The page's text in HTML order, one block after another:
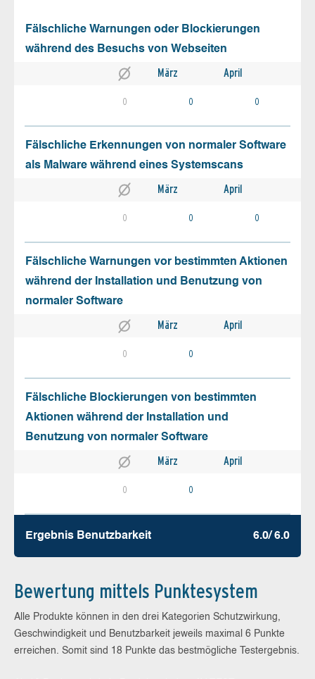
Fälschliche Warnungen oder Blockierungen
während des Besuchs von Webseiten
März April
0 0 0
Fälschliche Erkennungen von normaler Software
als Malware während eines Systemscans
März April
0 0 0
Fälschliche Warnungen vor bestimmten Aktionen
während der Installation und Benutzung von
normaler Software
März April
0 0
Fälschliche Blockierungen von bestimmten
Aktionen während der Installation und
Benutzung von normaler Software
März April
0 0
Ergebnis Benutz­barkeit 6.0/ 6.0
Bewertung mittels Punktesystem
Alle Produkte können in den drei Kategorien Schutzwirkung,
Geschwindigkeit und Benutzbarkeit jeweils maximal 6 Punkte
erreichen. Somit sind 18 Punkte das bestmögliche Testergebnis.